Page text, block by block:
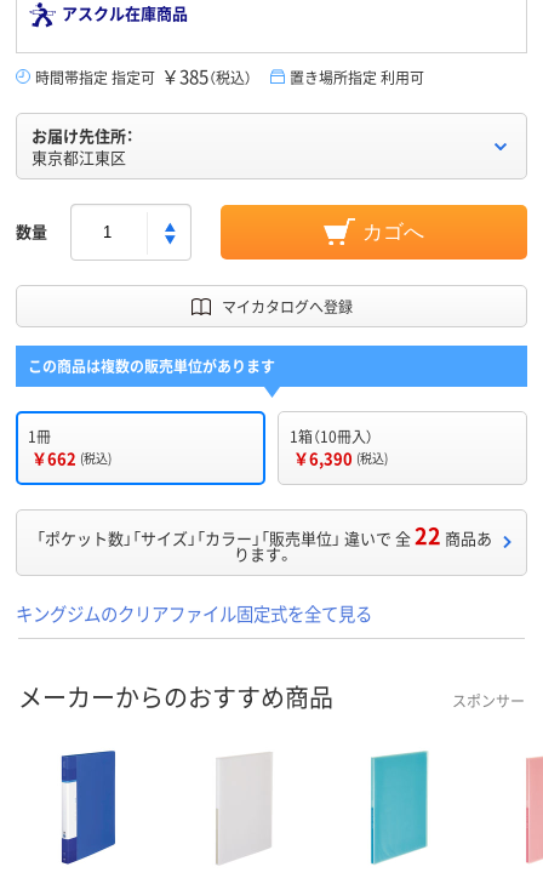
アスクル在庫商品
時間帯指定 指定可 ￥385（税込） 置き場所指定 利用可
お届け先住所：
東京都江東区
数量 カゴへ
マイカタログへ登録
この商品は複数の販売単位があります
1冊
￥662 (税込)
1箱（10冊入）
￥6,390 (税込)
「ポケット数」「サイズ」「カラー」「販売単位」 違いで 全22 商品あ
ります。
キングジムのクリアファイル固定式を全て見る
メーカーからのおすすめ商品 スポンサー